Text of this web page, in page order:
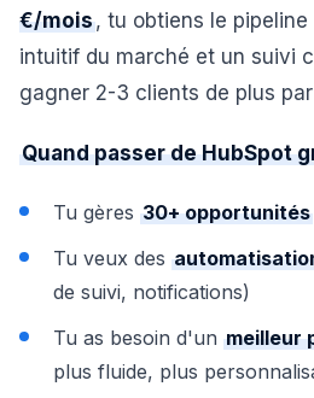
€/mois, tu obtiens le
intuitif du marché et un suivi
gagner 2-3 clients de plus
Quand passer de HubSpot
Tu gères 30+ opportunités
Tu veux des
de suivi, notifications)
Tu as besoin d'un meilleur
plus fluide, plus